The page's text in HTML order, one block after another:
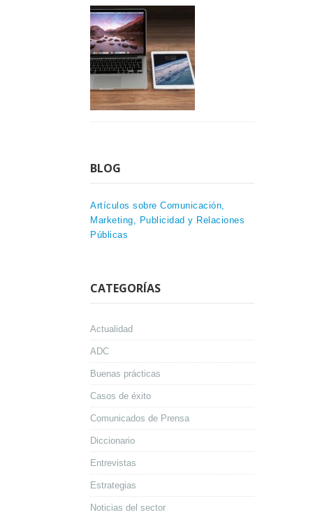
BLOG
Artículos sobre Comunicación,
Marketing, Publicidad y Relaciones
Públicas
CATEGORÍAS
Actualidad
ADC
Buenas prácticas
Casos de éxito
Comunicados de Prensa
Diccionario
Entrevistas
Estrategias
Noticias del sector